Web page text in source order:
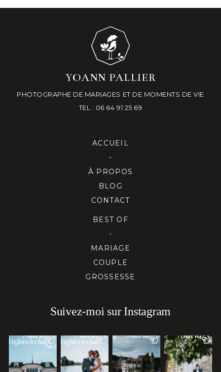
YOANN PALLIER
PHOTOGRAPHE DE MARIAGES ET DE MOMENTS DE VIE
TEL : 06 64 91 25 69
ACCUEIL
-
À PROPOS
BLOG
CONTACT
BEST OF
-
MARIAGE
COUPLE
GROSSESSE
Suivez-moi sur Instagram